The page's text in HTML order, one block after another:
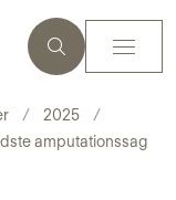
2025
amputationssag